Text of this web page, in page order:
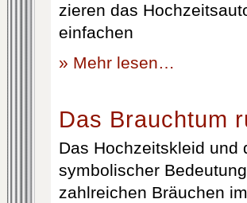
zieren das
einfachen
» Mehr lesen…
Das Brauchtum
Das Hochzeitskleid und
symbolischer
zahlreichen Bräuchen